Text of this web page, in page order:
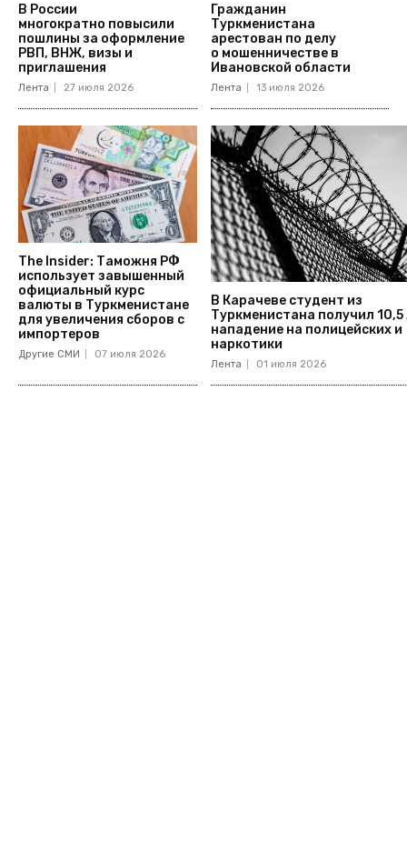
В России
многократно повысили
пошлины за оформление
РВП, ВНЖ, визы и
приглашения
Лента 27 июля 2026
Гражданин
Туркменистана
арестован по делу
о мошенничестве в
Ивановской области
Лента 13 июля 2026
The Insider: Таможня РФ
использует завышенный
официальный курс
валюты в Туркменистане
для увеличения сборов с
импортеров
Другие СМИ 07 июля 2026
В Карачеве студент из
Туркменистана получил 10,5
нападение на полицейских и
наркотики
Лента 01 июля 2026